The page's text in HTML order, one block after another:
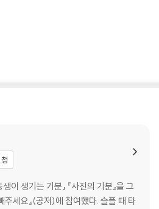
이 생기는 기분』 『사진의 기분』을 그
주세요』(공저)에 참여했다. 슬플 때 타